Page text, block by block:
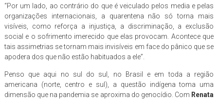
“Por um lado, ao contrário do que é veiculado pelos media e pelas
organizações internacionais, a quarentena não só torna mais
visíveis, como reforça a injustiça, a discriminação, a exclusão
social e o sofrimento imerecido que elas provocam. Acontece que
tais assimetrias se tornam mais invisíveis em face do pânico que se
apodera dos que não estão habituados a ele”.
Penso que aqui no sul do sul, no Brasil e em toda a região
americana (norte, centro e sul), a questão indígena toma uma
dimensão que na pandemia se aproxima do genocídio. Com Renata